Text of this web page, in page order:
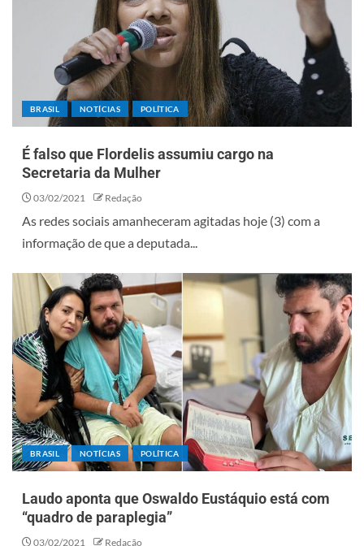
BRASIL NOTÍCIAS POLÍTICA
É falso que Flordelis assumiu cargo na
Secretaria da Mulher
03/02/2021 Redação
As redes sociais amanheceram agitadas hoje (3) com a
informação de que a deputada...
BRASIL NOTÍCIAS POLÍTICA
Laudo aponta que Oswaldo Eustáquio está com
“quadro de paraplegia”
03/02/2021 Redação